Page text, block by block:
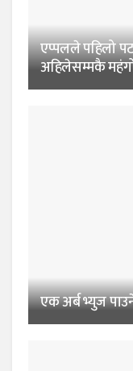
एप्पलले पहिलो
अहिलेसम्मकै
एक अर्ब भ्युज